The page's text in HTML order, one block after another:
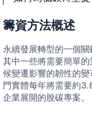
籌資方法概述
永續發展轉型的一個
其中一些將需要簡單
候變遷影響的韌性的
門實體每年將需要約
企業展開的脫碳專案。